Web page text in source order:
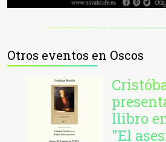
Otros eventos en Oscos
llibro
"El